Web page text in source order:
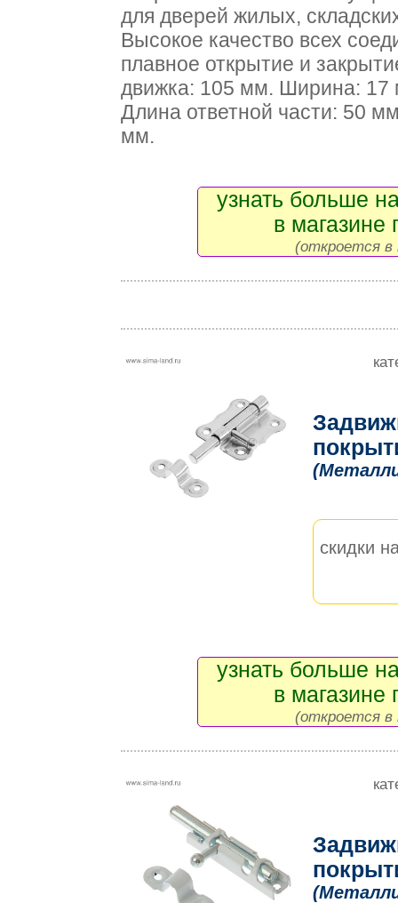
для дверей жилых,
Высокое качество всех
плавное открытие и
движка: 105 мм. Ширина: 17
Длина ответной части: 50
мм.
узнать больше
в магазине
(откроется в
скидки
узнать больше
в магазине
(откроется в